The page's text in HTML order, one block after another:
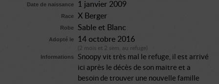
Date de naissance 1 janvier 2009
Race X Berger
Robe Sable et Blanc
Adopté le 14 octobre 2016
(2 mois et 2 sem. au refuge)
Informations
Snoopy vit très mal le refuge, il est arrivé
ici après le décès de son maitre et a
besoin de trouver une nouvelle famille